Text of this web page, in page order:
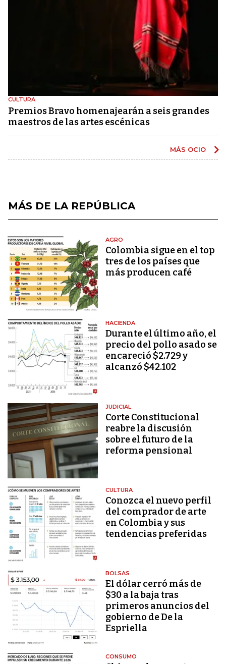
CULTURA
Premios Bravo homenajearán a seis grandes
maestros de las artes escénicas
MÁS OCIO
MÁS DE LA REPÚBLICA
AGRO
Colombia sigue en el top
tres de los países que
más producen café
HACIENDA
Durante el último año, el
precio del pollo asado se
encareció $2.729 y
alcanzó $42.102
JUDICIAL
Corte Constitucional
reabre la discusión
sobre el futuro de la
reforma pensional
CULTURA
Conozca el nuevo perfil
del comprador de arte
en Colombia y sus
tendencias preferidas
BOLSAS
El dólar cerró más de
$30 a la baja tras
primeros anuncios del
gobierno de De la
Espriella
CONSUMO